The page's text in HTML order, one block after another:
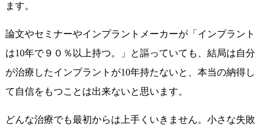
ます。
論文やセミナーやインプラントメーカーが「インプラント
は10年で９０％以上持つ。」と謳っていても、結局は自分
が治療したインプラントが10年持たないと、本当の納得し
て自信をもつことは出来ないと思います。
どんな治療でも最初からは上手くいきません。小さな失敗